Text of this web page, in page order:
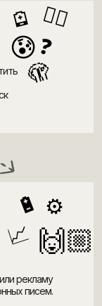
😰
😵‍💫
🫣
🪫
❓
рекламу
писем.
🙌🏼
🔋 ⚙️
📈